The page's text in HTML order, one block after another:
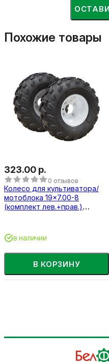
Похожие товары
323.00 р.
0 отзывов
Колесо для культиватора/
мотоблока 19x7.00-8
(комплект лев.+прав.)
В КОРЗИНУ
в наличии